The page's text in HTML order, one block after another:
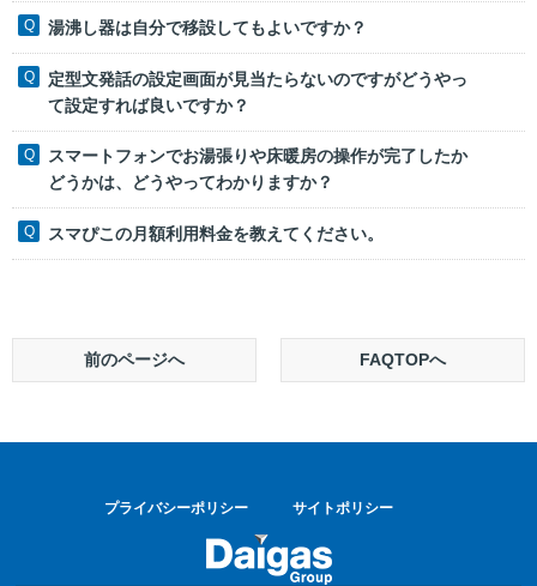
湯沸し器は自分で移設してもよいですか？
定型文発話の設定画面が見当たらないのですがどうやっ
て設定すれば良いですか？
スマートフォンでお湯張りや床暖房の操作が完了したか
どうかは、どうやってわかりますか？
スマぴこの月額利用料金を教えてください。
前のページへ FAQTOPへ
プライバシーポリシー サイトポリシー